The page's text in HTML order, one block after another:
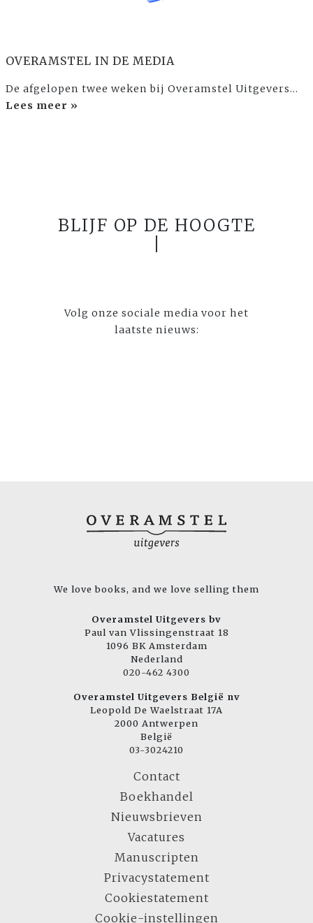
OVERAMSTEL IN DE MEDIA
De afgelopen twee weken bij Overamstel Uitgevers...
Lees meer »
BLIJF OP DE HOOGTE
Volg onze sociale media voor het
laatste nieuws:
We love books, and we love selling them
Overamstel Uitgevers bv
Paul van Vlissingenstraat 18
1096 BK Amsterdam
Nederland
020-462 4300
Overamstel Uitgevers België nv
Leopold De Waelstraat 17A
2000 Antwerpen
België
03-3024210
Contact
Boekhandel
Nieuwsbrieven
Vacatures
Manuscripten
Privacystatement
Cookiestatement
Cookie-instellingen